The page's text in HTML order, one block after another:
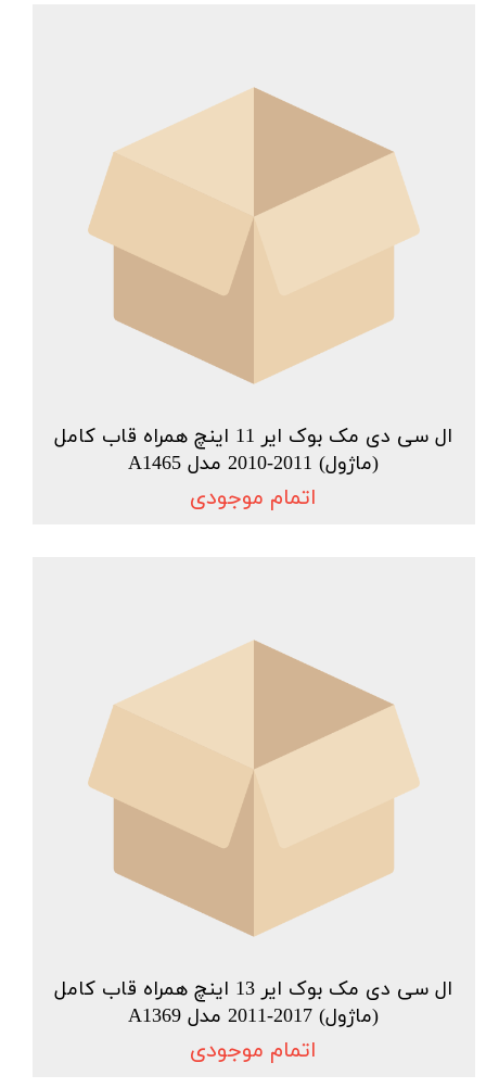
ال سی دی مک بوک ایر 11 اینچ همراه قاب کامل
(ماژول) 2011-2010 مدل A1465
اتمام موجودی
ال سی دی مک بوک ایر 13 اینچ همراه قاب کامل
(ماژول) 2017-2011 مدل A1369
اتمام موجودی